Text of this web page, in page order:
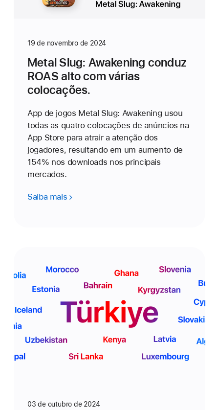
19 de novembro de 2024
Metal Slug: Awakening conduz
ROAS alto com várias
colocações.
App de jogos Metal Slug: Awakening usou
todas as quatro colocações de anúncios na
App Store para atrair a atenção dos
jogadores, resultando em um aumento de
154% nos downloads nos principais
mercados.
Saiba mais
03 de outubro de 2024